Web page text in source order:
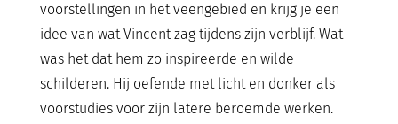
voorstellingen in het veengebied en krijg je een
idee van wat Vincent zag tijdens zijn verblijf. Wat
was het dat hem zo inspireerde en wilde
schilderen. Hij oefende met licht en donker als
voorstudies voor zijn latere beroemde werken.